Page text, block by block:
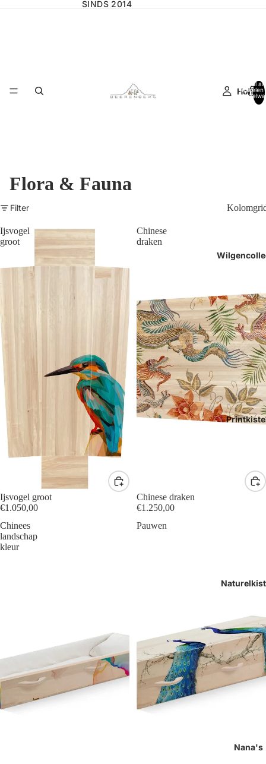
SINDS 2014
Home
Nana's
Totaal
artikelen
Flora & Fauna
Filter
Ijsvogel
groot
Ijsvogel groot
€1.050,00
Chinese
draken
Chinese draken
€1.250,00
Chinees
landschap
kleur
Pauwen